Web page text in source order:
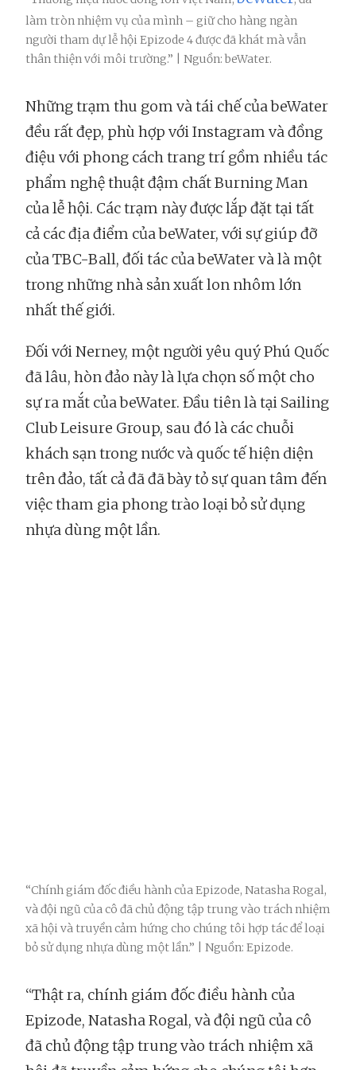
làm tròn nhiệm vụ của mình – giữ cho hàng ngàn
người tham dự lễ hội Epizode 4 được đã khát mà vẫn
thân thiện với môi trường.” | Nguồn: beWater.
Những trạm thu gom và tái chế của beWater
đều rất đẹp, phù hợp với Instagram và đồng
điệu với phong cách trang trí gồm nhiều tác
phẩm nghệ thuật đậm chất Burning Man
của lễ hội. Các trạm này được lắp đặt tại tất
cả các địa điểm của beWater, với sự giúp đỡ
của TBC-Ball, đối tác của beWater và là một
trong những nhà sản xuất lon nhôm lớn
nhất thế giới.
Đối với Nerney, một người yêu quý Phú Quốc
đã lâu, hòn đảo này là lựa chọn số một cho
sự ra mắt của beWater. Đầu tiên là tại Sailing
Club Leisure Group, sau đó là các chuỗi
khách sạn trong nước và quốc tế hiện diện
trên đảo, tất cả đã đã bày tỏ sự quan tâm đến
việc tham gia phong trào loại bỏ sử dụng
nhựa dùng một lần.
“Chính giám đốc điều hành của Epizode, Natasha Rogal,
và đội ngũ của cô đã chủ động tập trung vào trách nhiệm
xã hội và truyền cảm hứng cho chúng tôi hợp tác để loại
bỏ sử dụng nhựa dùng một lần.” | Nguồn: Epizode.
“Thật ra, chính giám đốc điều hành của
Epizode, Natasha Rogal, và đội ngũ của cô
đã chủ động tập trung vào trách nhiệm xã